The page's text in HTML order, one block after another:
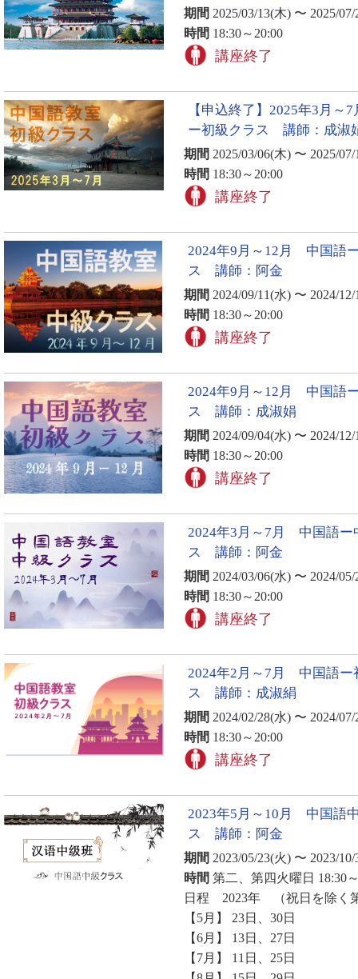
期間 2025/03/13(木) 〜 2025/
時間 18:30～20:00
講座終了
【申込終了】2025年3月
ー初級クラス 講師：成淑
期間 2025/03/06(木) 〜 2025/
時間 18:30～20:00
講座終了
2024年9月～12月 中国語
ス 講師：阿金
期間 2024/09/11(水) 〜 2024/
時間 18:30～20:00
講座終了
2024年9月～12月 中国語
ス 講師：成淑娟
期間 2024/09/04(水) 〜 2024/
時間 18:30～20:00
講座終了
2024年3月～7月 中国語ー
ス 講師：阿金
期間 2024/03/06(水) 〜 2024/
時間 18:30～20:00
講座終了
2024年2月～7月 中国語ー
ス 講師：成淑絹
期間 2024/02/28(水) 〜 2024/
時間 18:30～20:00
講座終了
2023年5月～10月 中国語
ス 講師：阿金
期間 2023/05/23(火) 〜 2023/
時間 第二、第四火曜日 18:30
日程 2023年 （祝日を除く
【5月】 23日、30日
【6月】 13日、27日
【7月】 11日、25日